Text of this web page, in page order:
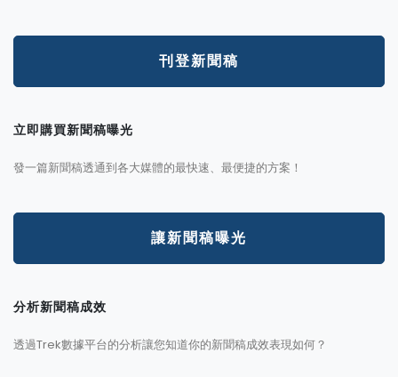
刊登新聞稿
立即購買新聞稿曝光
發一篇新聞稿透通到各大媒體的最快速、最便捷的方案！
讓新聞稿曝光
分析新聞稿成效
透過Trek數據平台的分析讓您知道你的新聞稿成效表現如何？